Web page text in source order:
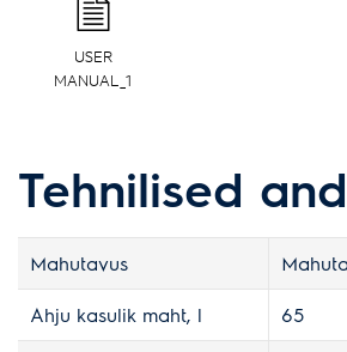
USER
MANUAL_1
Tehnilised
Mahutavus
Ahju kasulik maht, l 65